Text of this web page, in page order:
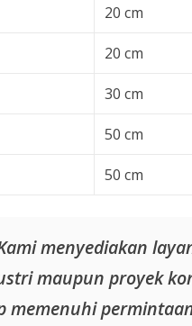
20 cm
20 cm
30 cm
50 cm
50 cm
menyediakan
maupun proyek
memenuhi